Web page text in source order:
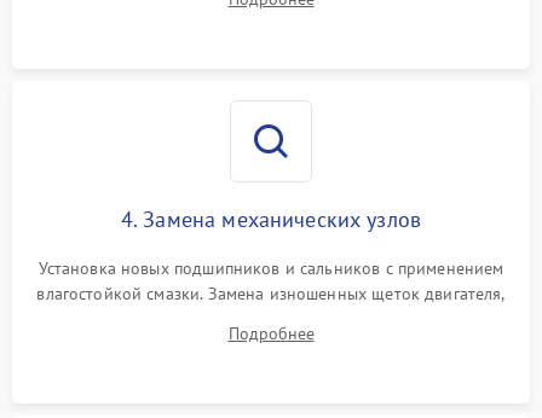
Восстановление целостности проводки и контактов.
4. Замена механических узлов
Установка новых подшипников и сальников с применением
влагостойкой смазки. Замена изношенных щеток двигателя,
или поврежденной резиновой манжеты.
Подробнее